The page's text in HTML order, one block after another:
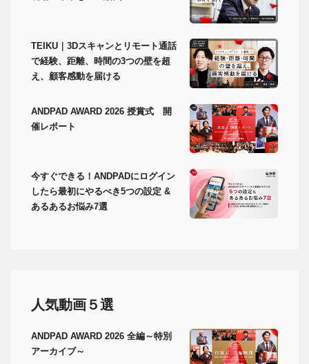
TEIKU｜3Dスキャンとリモート通話
で経験、距離、時間の3つの壁を超
え、顧客感動を届ける
ANDPAD AWARD 2026 授賞式 開
催レポート
今すぐできる！ANDPADにログイン
したら最初にやるべき5つの設定 &
あるあるお悩み7選
人気動画５選
ANDPAD AWARD 2026 全編～特別
アーカイブ～